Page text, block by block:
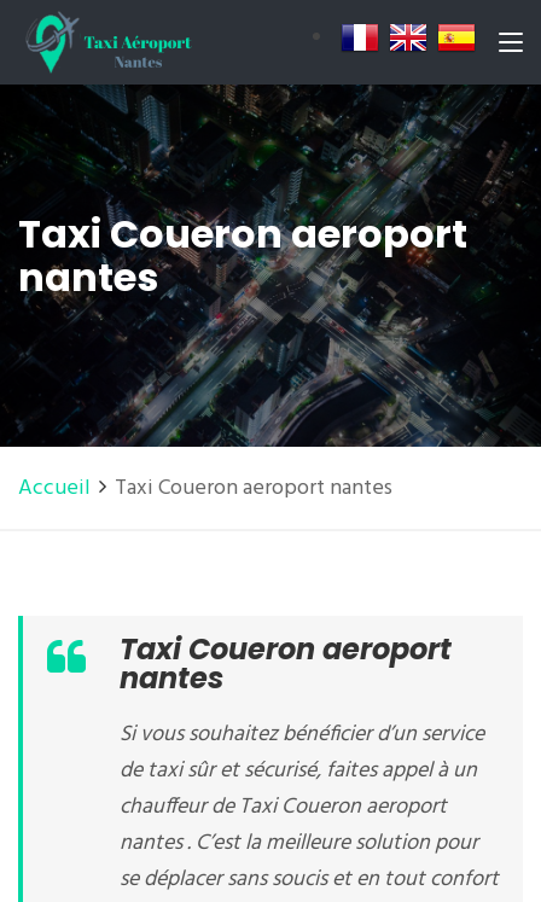
Taxi Coueron aeroport
nantes
Accueil Taxi Coueron aeroport nantes
Taxi Coueron aeroport
nantes
Si vous souhaitez bénéficier d’un service
de taxi sûr et sécurisé, faites appel à un
chauffeur de Taxi Coueron aeroport
nantes . C’est la meilleure solution pour
se déplacer sans soucis et en tout confort